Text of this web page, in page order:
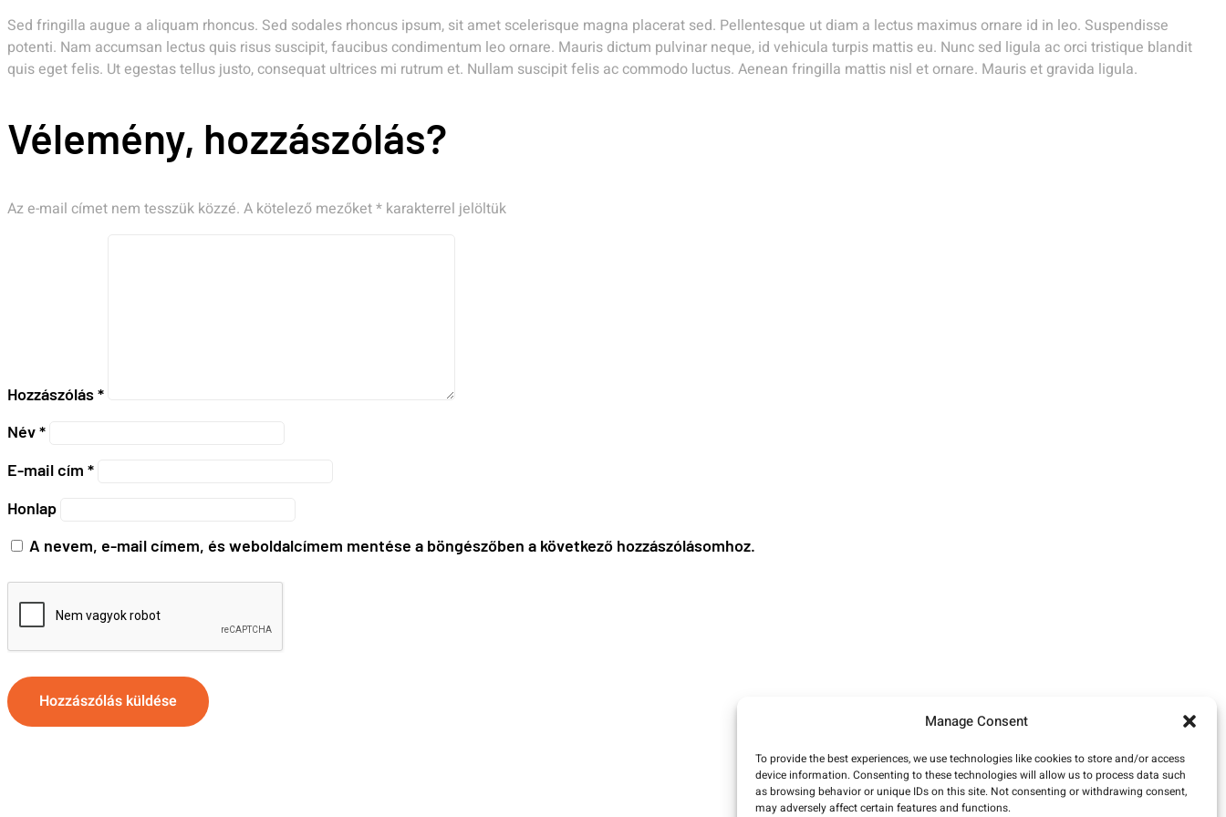
Manage Consent
To provide the best experiences, we use technologies like cookies to store and/or access
device information. Consenting to these technologies will allow us to process data such
as browsing behavior or unique IDs on this site. Not consenting or withdrawing consent,
may adversely affect certain features and functions.
Sed fringilla augue a aliquam rhoncus. Sed sodales rhoncus ipsum, sit amet scelerisque magna placerat sed. Pellentesque ut diam a lectus maximus ornare id in leo. Suspendisse
potenti. Nam accumsan lectus quis risus suscipit, faucibus condimentum leo ornare. Mauris dictum pulvinar neque, id vehicula turpis mattis eu. Nunc sed ligula ac orci tristique blandit
quis eget felis. Ut egestas tellus justo, consequat ultrices mi rutrum et. Nullam suscipit felis ac commodo luctus. Aenean fringilla mattis nisl et ornare. Mauris et gravida ligula.
Vélemény, hozzászólás?
Az e-mail címet nem tesszük közzé. A kötelező mezőket* karakterrel jelöltük
Hozzászólás*
Név*
E-mail cím *
Honlap
A nevem, e-mail címem, és weboldalcímem mentése a böngészőben a következő hozzászólásomhoz.